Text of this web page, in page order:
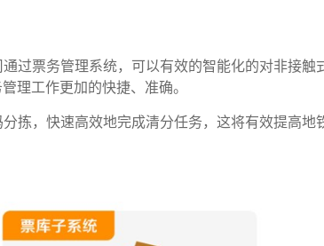
过票务管理系统，可以有效的智能化的对非接
理工作更加的快捷、准确。
拣，快速高效地完成清分任务，这将有效提高